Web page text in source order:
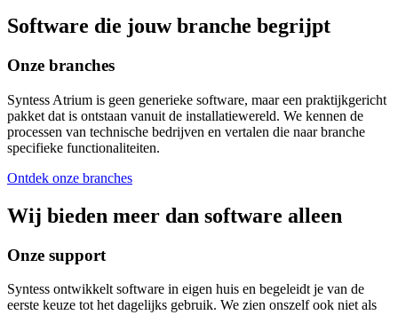
Software die jouw branche begrijpt
Onze branches
Syntess Atrium is geen generieke software, maar een praktijkgericht
pakket dat is ontstaan vanuit de installatiewereld. We kennen de
processen van technische bedrijven en vertalen die naar branche
specifieke functionaliteiten.
Ontdek onze branches
Wij bieden meer dan software alleen
Onze support
Syntess ontwikkelt software in eigen huis en begeleidt je van de
eerste keuze tot het dagelijks gebruik. We zien onszelf ook niet als